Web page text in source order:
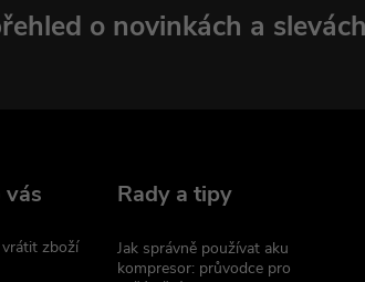
o novinkách a slevách
zboží
Rady a tipy
Jak správně používat aku
kompresor: průvodce pro